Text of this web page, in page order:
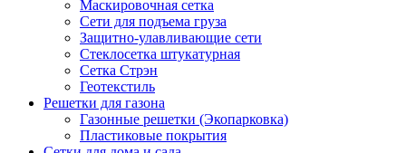
Маскировочная сетка
Сети для подъема груза
Защитно-улавливающие сети
Стеклосетка штукатурная
Сетка Стрэн
Геотекстиль
Решетки для газона
Газонные решетки (Экопарковка)
Пластиковые покрытия